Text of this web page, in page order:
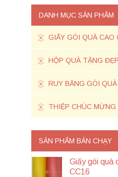
DANH MỤC SẢN PHẨM
GIẤY GÓI QUÀ CAO
HỘP QUÀ TẶNG ĐẸP
RUY BĂNG GÓI QUÀ
THIỆP CHÚC MỪNG
SẢN PHẨM BÁN CHẠY
Giấy gói quà
CC16